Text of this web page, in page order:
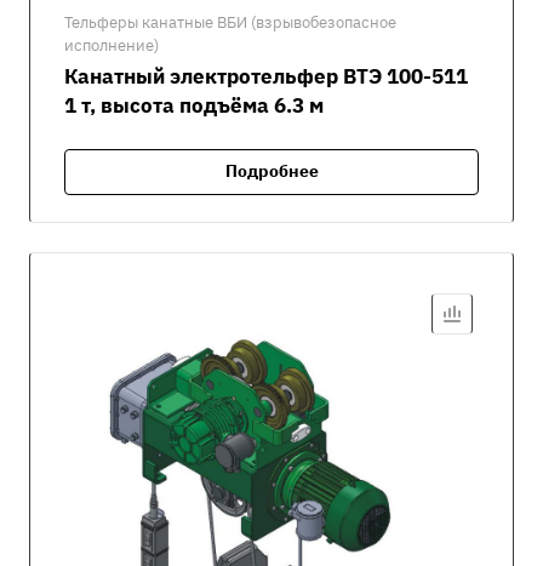
Тельферы канатные ВБИ (взрывобезопасное
исполнение)
Канатный электротельфер ВТЭ 100-511
1 т, высота подъёма 6.3 м
Подробнее